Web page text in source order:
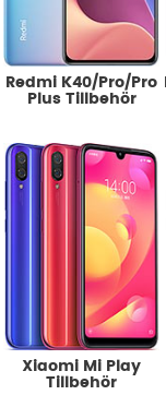
Redmi K40/Pro/Pro
Plus Tillbehör
Xiaomi Mi Play
Tillbehör